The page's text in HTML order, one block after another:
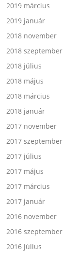
2019 március
2019 január
2018 november
2018 szeptember
2018 július
2018 május
2018 március
2018 január
2017 november
2017 szeptember
2017 július
2017 május
2017 március
2017 január
2016 november
2016 szeptember
2016 július